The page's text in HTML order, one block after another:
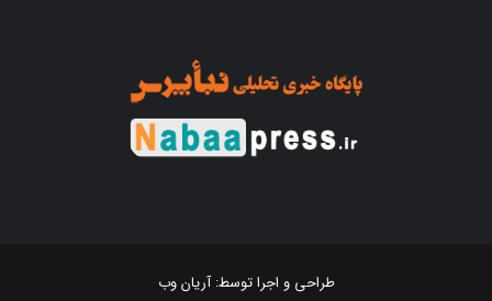
طراحی و اجرا توسط:آریان وب